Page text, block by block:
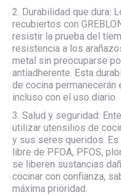
2. Durabilidad que dura:
recubiertos con
resistir la prueba del
resistencia a los
metal sin preocuparse
antiadherente. Esta
de cocina
incluso con el uso diario.
3. Salud y seguridad:
utilizar utensilios de
y sus seres queridos. Es
libre de PFOA, PFOS,
se liberen sustancias
cocinar con confianza,
máxima prioridad.